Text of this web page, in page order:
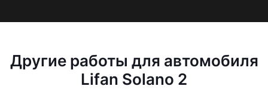
Другие работы для автомобиля
Lifan Solano 2